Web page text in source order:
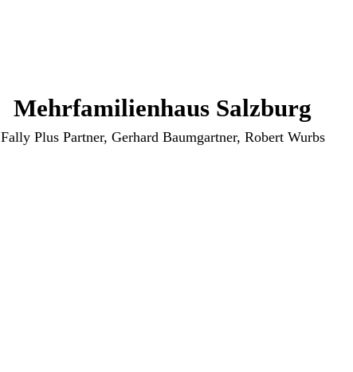
Mehrfamilienhaus Salzburg
Fally Plus Partner, Gerhard Baumgartner, Robert Wurbs